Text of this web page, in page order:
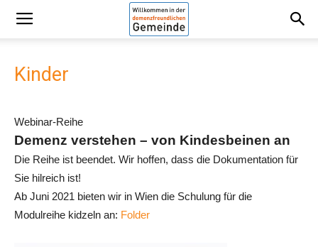
Kinder
Webinar-Reihe
Demenz verstehen – von Kindesbeinen an
Die Reihe ist beendet. Wir hoffen, dass die Dokumentation für
Sie hilreich ist!
Ab Juni 2021 bieten wir in Wien die Schulung für die
Modulreihe kidzeln an: Folder